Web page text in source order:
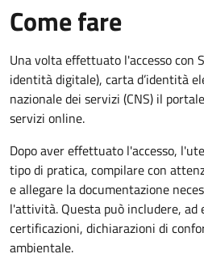
Come fare
Una volta effettuato l'accesso con
identità digitale), carta d’identità
nazionale dei servizi (CNS) il
servizi online.
Dopo aver effettuato l'accesso,
tipo di pratica, compilare con
e allegare la documentazione
l'attività. Questa può includere, ad
certificazioni, dichiarazioni di
ambientale.